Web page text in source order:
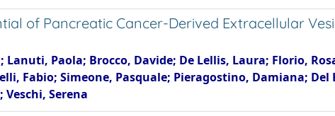
of Pancreatic Cancer-Derived Extracellular
Lanuti, Paola; Brocco, Davide; De Lellis, Laura; Florio,
Fabio; Simeone, Pasquale; Pieragostino, Damiana;
Serena